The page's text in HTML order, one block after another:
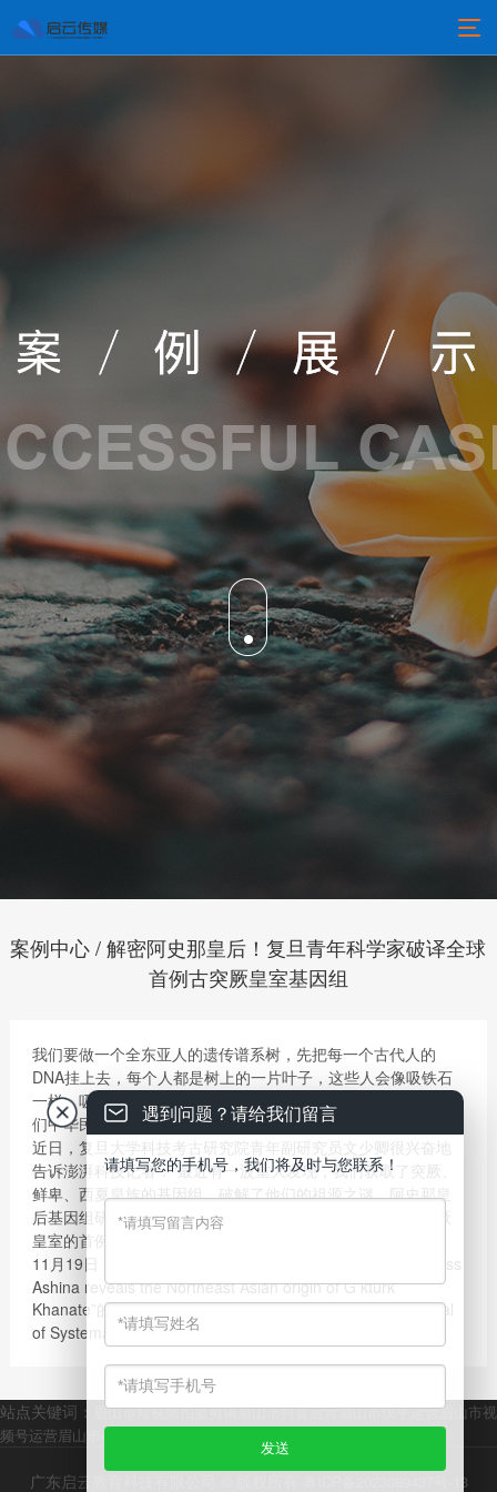
案例中心 / 解密阿史那皇后！复旦青年科学家破译全球
首例古突厥皇室基因组
我们要做一个全东亚人的遗传谱系树，先把每一个古代人的
DNA挂上去，每个人都是树上的一片叶子，这些人会像吸铁石
一样，吸引公众参与，建立现代人与古代人的联系，这就是我
们中华民族的“大家谱”。用DNA做家谱，这是一件很酷的事情。
近日，复旦大学科技考古研究院青年副研究员文少卿很兴奋地
告诉澎湃科技记者：“最近有一波重大发现，我们获取了突厥、
鲜卑、西夏皇族的基因组，破解了他们的祖源之谜，阿史那皇
后基因组研究的文章最近就能发表，这个基因组是全球古突厥
皇室的首例，也是中国古代名人的首例。”
11月19日，文少卿团队一篇题为“Ancient Genome of Empress
Ashina reveals the Northeast Asian origin of G ktürk
Khanate”的论文，已被中科院一区中国大陆SCI期刊《Journal
of Systematics and Evolution》接收。
站点关键词： 眉山市短视频拍摄剪辑眉山市抖音运营眉山市快手运营眉山市视
频号运营眉山市小红书运营
广东启云教育科技有限公司 © 版权所有 粤ICP备2023089437号-13
遇到问题？请给我们留言
请填写您的手机号，我们将及时与您联系！